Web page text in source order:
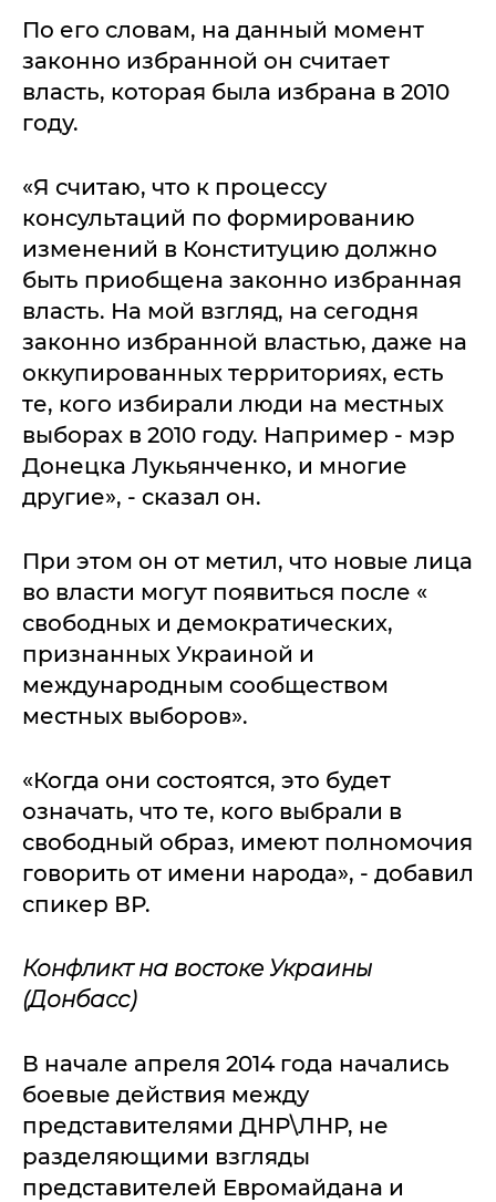
По его словам, на данный момент
законно избранной он считает
власть, которая была избрана в 2010
году.
«Я считаю, что к процессу
консультаций по формированию
изменений в Конституцию должно
быть приобщена законно избранная
власть. На мой взгляд, на сегодня
законно избранной властью, даже на
оккупированных территориях, есть
те, кого избирали люди на местных
выборах в 2010 году. Например - мэр
Донецка Лукьянченко, и многие
другие», - сказал он.
При этом он от метил, что новые лица
во власти могут появиться после «
свободных и демократических,
признанных Украиной и
международным сообществом
местных выборов».
«Когда они состоятся, это будет
означать, что те, кого выбрали в
свободный образ, имеют полномочия
говорить от имени народа», - добавил
спикер ВР.
Конфликт на востоке Украины
(Донбасс)
В начале апреля 2014 года начались
боевые действия между
представителями ДНР\ЛНР, не
разделяющими взгляды
представителей Евромайдана и